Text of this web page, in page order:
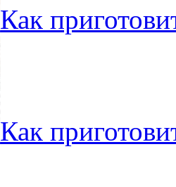
Как
Как